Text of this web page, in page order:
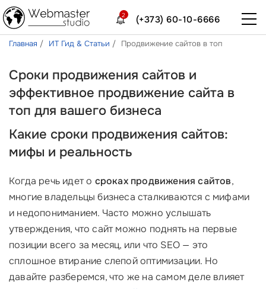
(+373) 60-10-6666
2
Главная ИТ Гид & Статьи Продвижение сайтов в топ
Сроки продвижения сайтов и
эффективное продвижение сайта в
топ для вашего бизнеса
Какие сроки продвижения сайтов:
мифы и реальность
Когда речь идет о сроках продвижения сайтов,
многие владельцы бизнеса сталкиваются с мифами
и недопониманием. Часто можно услышать
утверждения, что сайт можно поднять на первые
позиции всего за месяц, или что SEO — это
сплошное втирание слепой оптимизации. Но
давайте разберемся, что же на самом деле влияет